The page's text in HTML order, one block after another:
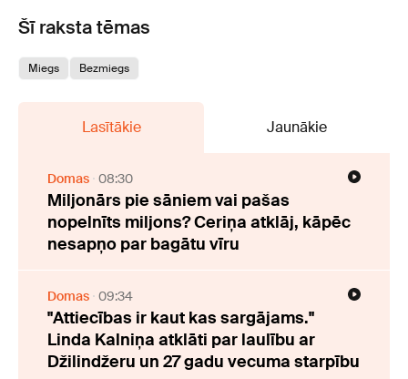
Šī raksta tēmas
Miegs Bezmiegs
Lasītākie Jaunākie
Domas 08:30
Miljonārs pie sāniem vai pašas
nopelnīts miljons? Ceriņa atklāj, kāpēc
nesapņo par bagātu vīru
Domas 09:34
"Attiecības ir kaut kas sargājams."
Linda Kalniņa atklāti par laulību ar
Džilindžeru un 27 gadu vecuma starpību